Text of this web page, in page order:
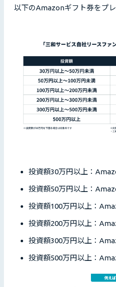
以下のAmazonギフト券をプレ
投資額30万円以上：
投資額50万円以上：
投資額100万円以上：
投資額200万円以上：
投資額300万円以上：
投資額500万円以上：